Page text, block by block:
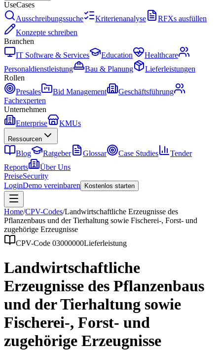
UseCases
Ausschreibungssuche
Kriterienanalyse
RFXs ausfüllen
Konzepte schreiben
Branchen
IT Software & Services
Education
Healthcare
Personaldienstleistung
Bau & Planung
Lieferleistungen
Rollen
Presales
Bid Management
Geschäftsführung
Fachexperten
Unternehmen
Enterprise
KMUs
Ressourcen
Blog Ratgeber Glossar Case Studies
Tender
Reports
Über Uns
PreiseSecurity
LoginDemo vereinbaren Kostenlos starten
Home/CPV-Codes/Landwirtschaftliche Erzeugnisse des
Pflanzenbaus und der Tierhaltung sowie Fischerei-, Forst- und
zugehörige Erzeugnisse
CPV-Code 03000000Lieferleistung
Landwirtschaftliche
Erzeugnisse des Pflanzenbaus
und der Tierhaltung sowie
Fischerei-, Forst- und
zugehörige Erzeugnisse